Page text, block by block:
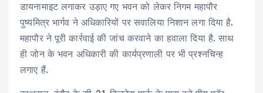
डायनामाइट लगाकर उड़ाए गए भवन को लेकर निगम महापौर
पुष्यमित्र भार्गव ने अधिकारियों पर सवालिया निशान लगा दिया है.
महापौर ने पूरी कार्रवाई की जांच करवाने का हवाला दिया है. साथ
ही जोन के भवन अधिकारी की कार्यप्रणाली पर भी प्रश्नचिन्ह
लगाए हैं.